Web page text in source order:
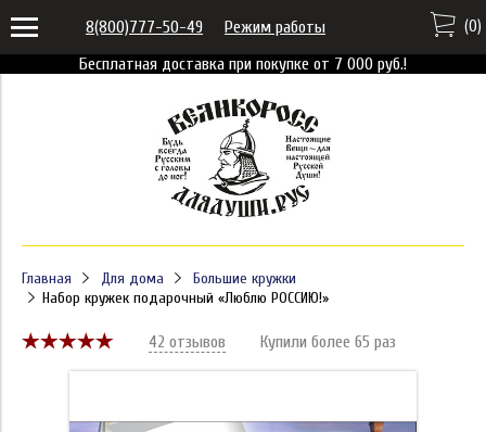
Бесплатная доставка при покупке от 7 000 руб.!
8(800)777-50-49 Режим работы (0)
Главная Для дома
Большие кружки
Набор кружек подарочный «Люблю РОССИЮ!»
42 отзывов Купили более 65 раз